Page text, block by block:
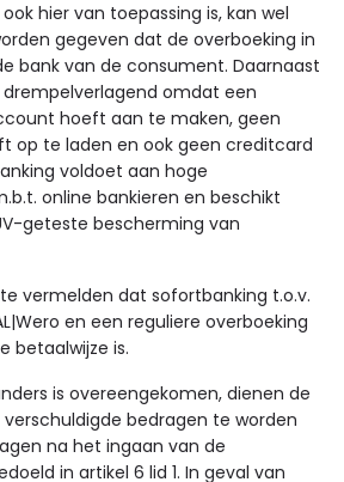
hier van toepassing is, kan wel
gegeven dat de overboeking in
bank van de consument. Daarnaast
omdat een
hoeft aan te maken, geen
op te laden en ook geen creditcard
voldoet aan hoge
online bankieren en beschikt
geteste bescherming van
vermelden dat sofortbanking t.o.v.
en een reguliere overboeking
betaalwijze is.
is overeengekomen, dienen de
bedragen te worden
na het ingaan van de
in artikel 6 lid 1. In geval van